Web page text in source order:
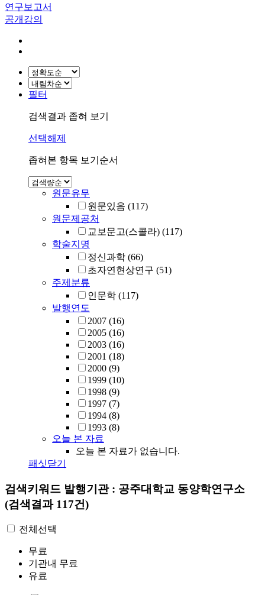
연구보고서
공개강의
필터
검색결과 좁혀 보기
선택해제
좁혀본 항목 보기순서
원문유무
원문있음 (117)
원문제공처
교보문고(스콜라) (117)
학술지명
정신과학 (66)
초자연현상연구 (51)
주제분류
인문학 (117)
발행연도
2007 (16)
2005 (16)
2003 (16)
2001 (18)
2000 (9)
1999 (10)
1998 (9)
1997 (7)
1994 (8)
1993 (8)
오늘 본 자료
오늘 본 자료가 없습니다.
패싯닫기
검색키워드 발행기관 : 공주대학교 동양학연구소
(검색결과 117건)
전체선택
무료
기관내 무료
유료